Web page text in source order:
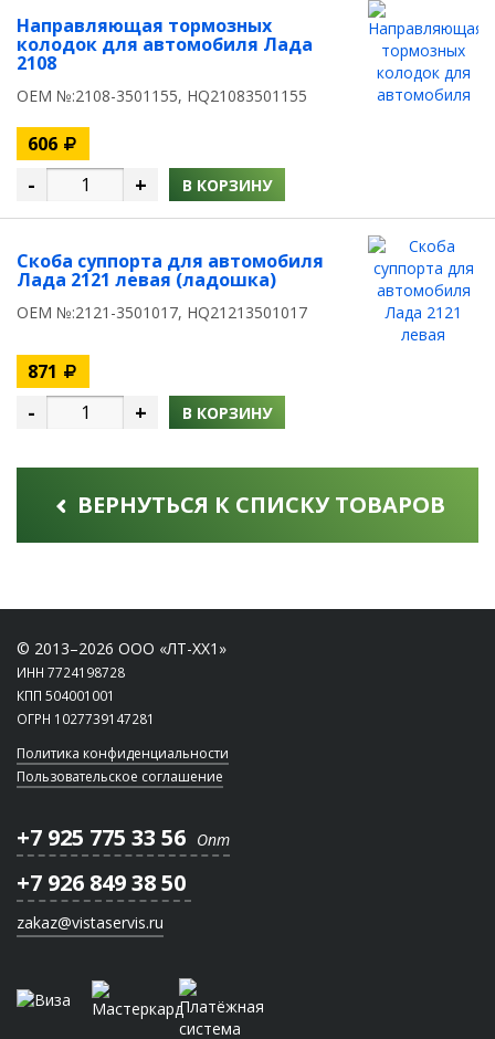
Направляющая тормозных
колодок для автомобиля Лада
2108
OEM №:2108-3501155, HQ21083501155
606
- + В КОРЗИНУ
Скоба суппорта для автомобиля
Лада 2121 левая (ладошка)
OEM №:2121-3501017, HQ21213501017
871
- + В КОРЗИНУ
ВЕРНУТЬСЯ К СПИСКУ ТОВАРОВ
© 2013–2026 ООО «ЛТ-ХХ1»
ИНН 7724198728
КПП 504001001
ОГРН 1027739147281
Политика конфиденциальности
Пользовательское соглашение
+7 925 775 33 56 Опт
+7 926 849 38 50
zakaz@vistaservis.ru